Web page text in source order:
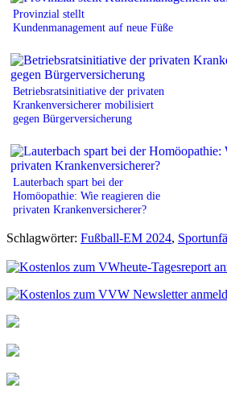
Provinzial stellt
Kundenmanagement auf neue Füße
Betriebsratsinitiative der privaten
Krankenversicherer mobilisiert
gegen Bürgerversicherung
Lauterbach spart bei der
Homöopathie: Wie reagieren die
privaten Krankenversicherer?
Schlagwörter: Fußball-EM 2024,